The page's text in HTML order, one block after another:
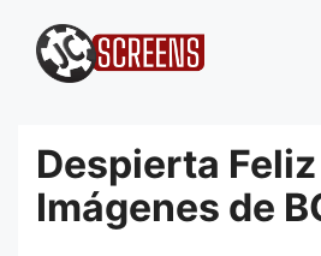
para
Despierta
Imágenes de